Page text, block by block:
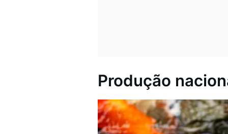
Produção